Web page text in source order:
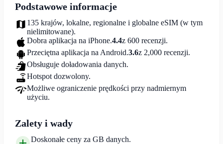
Podstawowe informacje
135 krajów, lokalne, regionalne i globalne eSIM (w tym
nielimitowane).
Dobra aplikacja na iPhone.4.4z 600 recenzji.
Przeciętna aplikacja na Android.3.6z 2,000 recenzji.
Obsługuje doładowania danych.
Hotspot dozwolony.
Możliwe ograniczenie prędkości przy nadmiernym
użyciu.
Zalety i wady
Doskonałe ceny za GB danych.